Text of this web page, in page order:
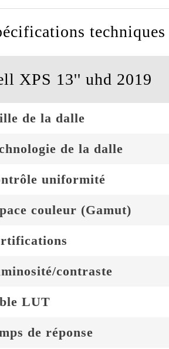
techniques
XPS 13'' uhd 2019
de la dalle
de la dalle
uniformité
couleur (Gamut)
contraste
LUT
de réponse